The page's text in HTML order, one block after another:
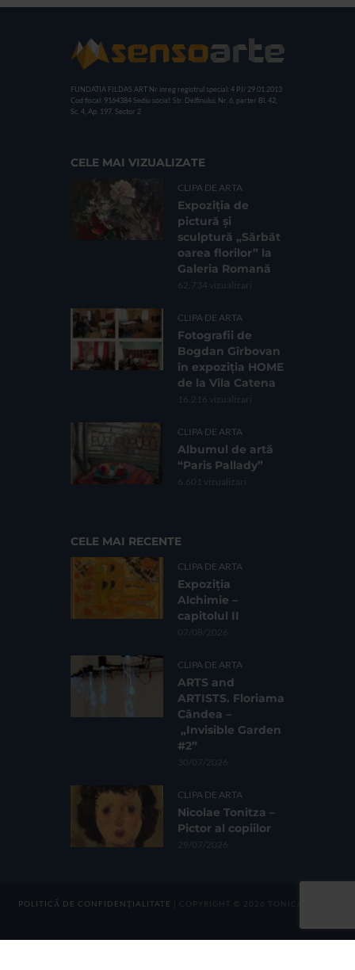
FUNDATIA FILDAS ART Nr inreg registrul special: 4 PJ/ 29.01.2013
Cod fiscal: 9164384 Sediu social: Str. Delfinului, Nr. 6, parter Bl. 42,
Sc. 4, Ap. 197, Sector 2
CELE MAI VIZUALIZATE
CLIPA DE ARTA
Expoziția de
pictură și
sculptură „Sărbăt
oarea florilor” la
Galeria Romană
62.734 vizualizari
CLIPA DE ARTA
Fotografii de
Bogdan Gîrbovan
în expoziția HOME
de la Vila Catena
16.216 vizualizari
CLIPA DE ARTA
Albumul de artă
“Paris Pallady”
6.601 vizualizari
CELE MAI RECENTE
CLIPA DE ARTA
Expoziția
Alchimie –
capitolul II
07/08/2026
CLIPA DE ARTA
ARTS and
ARTISTS. Floriama
Cândea –
„Invisible Garden
#2”
30/07/2026
CLIPA DE ARTA
Nicolae Tonitza –
Pictor al copiilor
29/07/2026
POLITICĂ DE CONFIDENȚIALITATE | COPYRIGHT © 2026 TONICA GROUP